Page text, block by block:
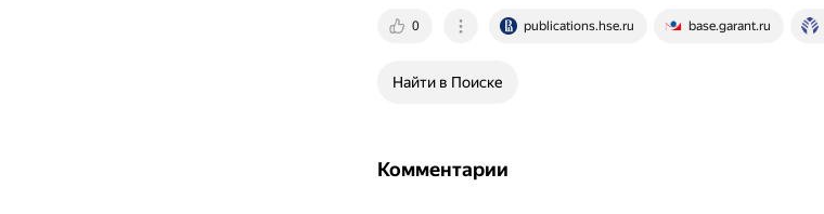
0 publications.hse.ru base.garant.ru
Найти в Поиске
Комментарии